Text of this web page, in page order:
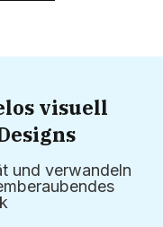
visuell
und verwandeln